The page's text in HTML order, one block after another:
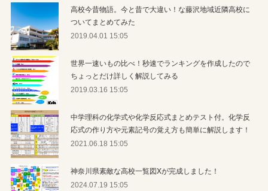
高校今昔物語。今と昔で大違い！な藤沢地域近隣高校に
ついてまとめてみた
2019.04.01 15:05
世界一速いもの比べ！秒速でランキングを作成したので
ちょっとだけ詳しく解説してみる
2019.03.16 15:05
中学理科の化学式や化学反応式まとめテスト付。化学反
応式の作り方や元素記号の覚え方も簡単に解説します！
2021.06.18 15:05
神奈川県素敵な高校一覧図Xが完成しました！
2024.07.19 15:05